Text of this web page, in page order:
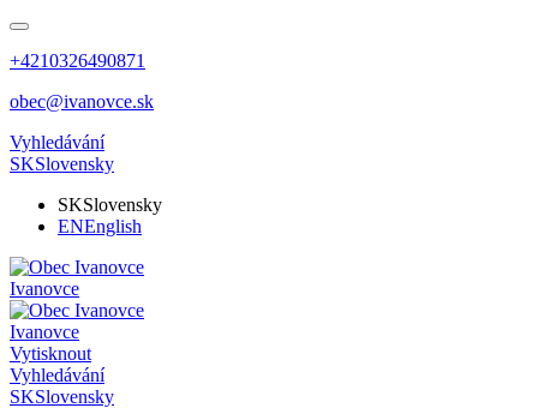
+4210326490871
obec@ivanovce.sk
Vyhledávání
SKSlovensky
SKSlovensky
ENEnglish
Ivanovce
Ivanovce
Vytisknout
Vyhledávání
SKSlovensky